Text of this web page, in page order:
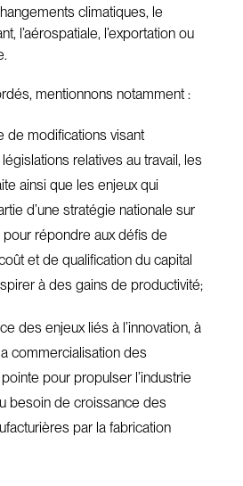
climatiques, le
l’aérospatiale, l’exportation ou
mentionnons notamment :
de modifications visant
relatives au travail, les
ainsi que les enjeux qui
d’une stratégie nationale sur
pour répondre aux défis de
et de qualification du capital
à des gains de productivité;
des enjeux liés à l’innovation, à
commercialisation des
pour propulser l’industrie
besoin de croissance des
par la fabrication